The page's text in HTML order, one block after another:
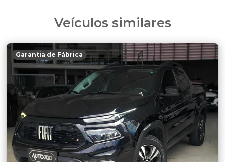
Veículos similares
Garantia de Fábrica